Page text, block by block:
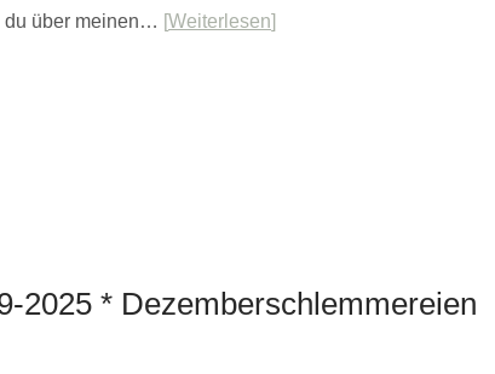
du über meinen… Weiterlesen
2025 * Dezemberschlemmereien